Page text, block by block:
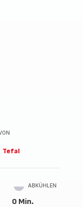
Tefal
ABKÜHLEN
0 Min.